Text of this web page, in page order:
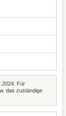
Für
das zuständige